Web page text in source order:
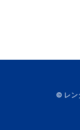
© レン